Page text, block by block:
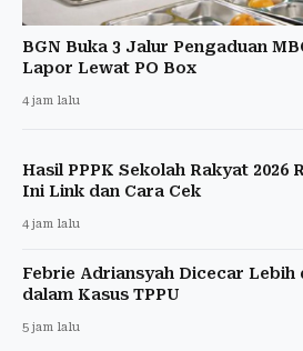
BGN Buka 3 Jalur Pengaduan
Lapor Lewat PO Box
4 jam lalu
Hasil PPPK Sekolah Rakyat 2026
Ini Link dan Cara Cek
4 jam lalu
Febrie Adriansyah Dicecar Lebih
dalam Kasus TPPU
5 jam lalu